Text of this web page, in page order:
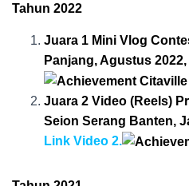
Tahun 2022
Juara 1 Mini Vlog
Panjang, Agustus 2022,
Juara 2 Video (Reels)
Seion Serang Banten,
Link Video 2.